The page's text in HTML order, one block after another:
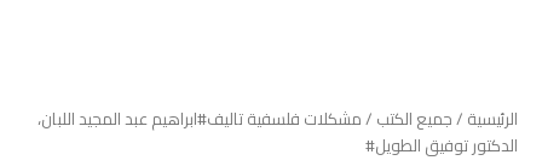
الرئيسية /جميع الكتب / مشكلات فلسفية تاليف#ابراهيم عبد المجيد اللبان،
الدكتور توفيق الطويل#